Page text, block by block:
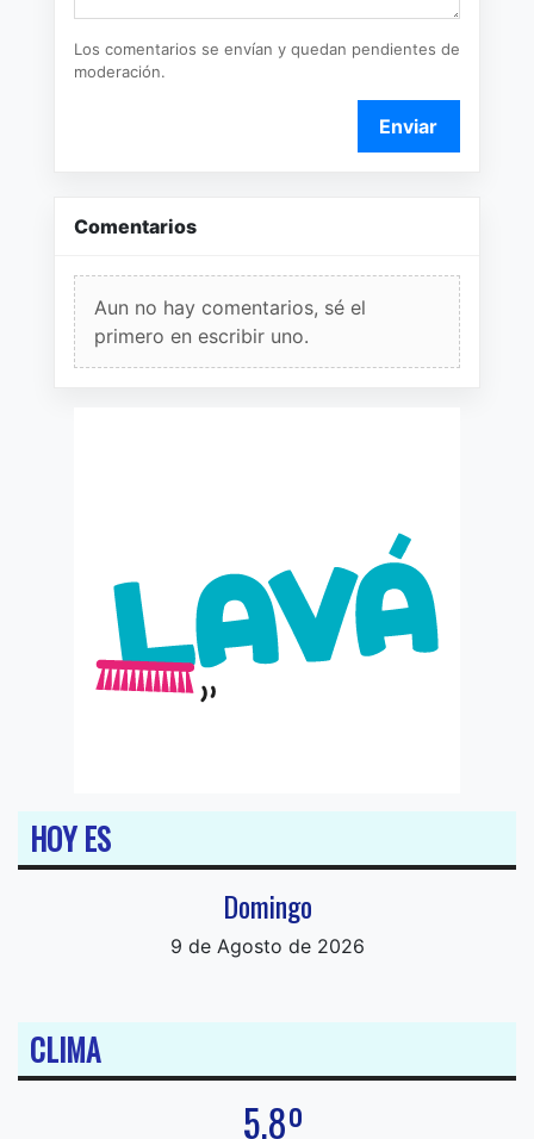
Los comentarios se envían y quedan pendientes de
moderación.
Enviar
Comentarios
Aun no hay comentarios, sé el
primero en escribir uno.
HOY ES
Domingo
9 de Agosto de 2026
CLIMA
5.8º